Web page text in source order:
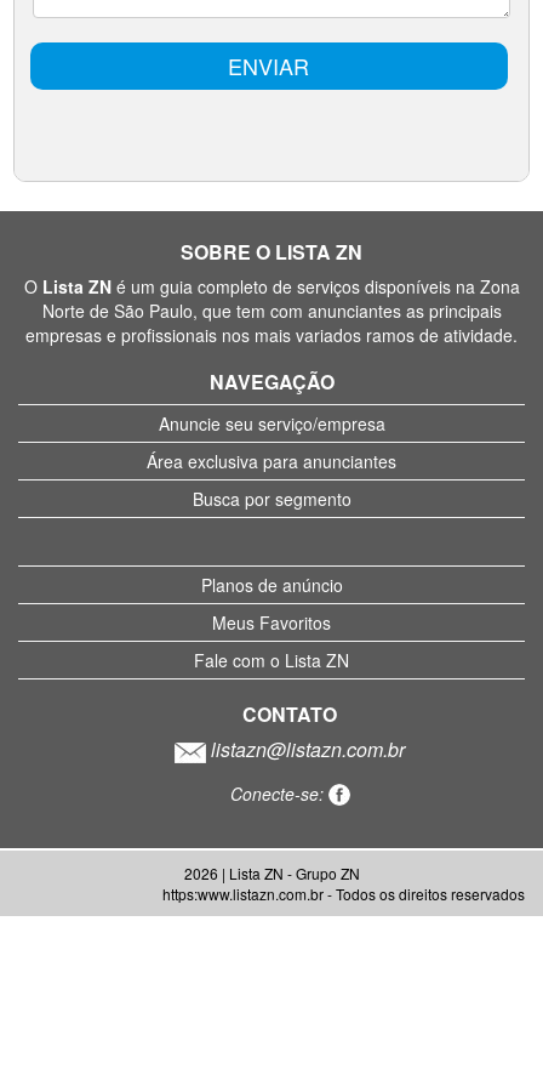
SOBRE O LISTA ZN
O Lista ZNé um guia completo de serviços disponíveis na Zona
Norte de São Paulo, que tem com anunciantes as principais
empresas e profissionais nos mais variados ramos de atividade.
NAVEGAÇÃO
Anuncie seu serviço/empresa
Área exclusiva para anunciantes
Busca por segmento
Planos de anúncio
Meus Favoritos
Fale com o Lista ZN
CONTATO
listazn@listazn.com.br
Conecte-se:
2026 | Lista ZN - Grupo ZN
https:www.listazn.com.br - Todos os direitos reservados